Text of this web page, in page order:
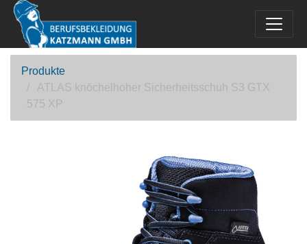
Produkte
ATLAS knöchelhoher Sicherheitsschuh S3 GTX
575 XP